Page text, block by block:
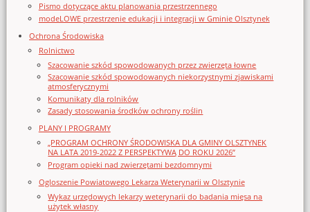
Pismo dotyczące aktu planowania przestrzennego
modeLOWE przestrzenie edukacji i integracji w Gminie Olsztynek
Ochrona Środowiska
Rolnictwo
Szacowanie szkód spowodowanych przez zwierzęta łowne
Szacowanie szkód spowodowanych niekorzystnymi zjawiskami
atmosferycznymi
Komunikaty dla rolników
Zasady stosowania środków ochrony roślin
PLANY I PROGRAMY
„PROGRAM OCHRONY ŚRODOWISKA DLA GMINY OLSZTYNEK
NA LATA 2019-2022 Z PERSPEKTYWĄ DO ROKU 2026”
Program opieki nad zwierzętami bezdomnymi
Ogloszenie Powiatowego Lekarza Weterynarii w Olsztynie
Wykaz urzędowych lekarzy weterynarii do badania mięsa na
użytek własny